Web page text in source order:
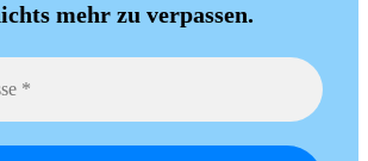
mehr zu verpassen.